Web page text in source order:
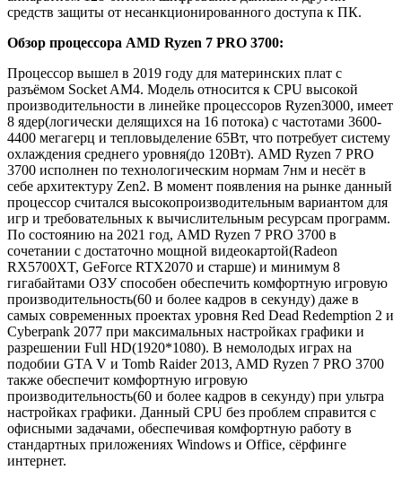
средств защиты от несанкционированного доступа к ПК.
Обзор процессора AMD Ryzen 7 PRO 3700:
Процессор вышел в 2019 году для материнских плат с
разъёмом Socket AM4. Модель относится к CPU высокой
производительности в линейке процессоров Ryzen3000, имеет
8 ядер(логически делящихся на 16 потока) с частотами 3600-
4400 мегагерц и тепловыделение 65Вт, что потребует систему
охлаждения среднего уровня(до 120Вт). AMD Ryzen 7 PRO
3700 исполнен по технологическим нормам 7нм и несёт в
себе архитектуру Zen2. В момент появления на рынке данный
процессор считался высокопроизводительным вариантом для
игр и требовательных к вычислительным ресурсам программ.
По состоянию на 2021 год, AMD Ryzen 7 PRO 3700 в
сочетании с достаточно мощной видеокартой(Radeon
RX5700XT, GeForce RTX2070 и старше) и минимум 8
гигабайтами ОЗУ способен обеспечить комфортную игровую
производительность(60 и более кадров в секунду) даже в
самых современных проектах уровня Red Dead Redemption 2 и
Cyberpank 2077 при максимальных настройках графики и
разрешении Full HD(1920*1080). В немолодых играх на
подобии GTA V и Tomb Raider 2013, AMD Ryzen 7 PRO 3700
также обеспечит комфортную игровую
производительность(60 и более кадров в секунду) при ультра
настройках графики. Данный CPU без проблем справится с
офисными задачами, обеспечивая комфортную работу в
стандартных приложениях Windows и Office, сёрфинге
интернет.